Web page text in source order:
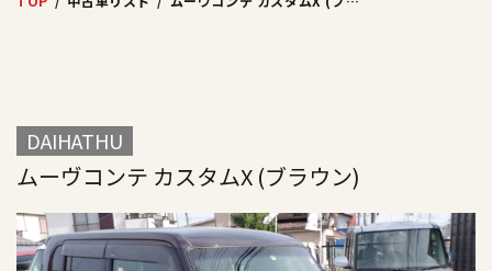
DAIHATHU
ムーヴコンテ カスタムX (ブラウン)